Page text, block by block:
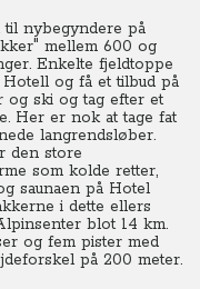
nybegyndere på
mellem 600 og
Enkelte fjeldtoppe
og få et tilbud på
og ski og tag efter et
Her er nok at tage fat
langrendsløber.
den store
som kolde retter,
saunaen på Hotel
i dette ellers
blot 14 km.
og fem pister med
på 200 meter.